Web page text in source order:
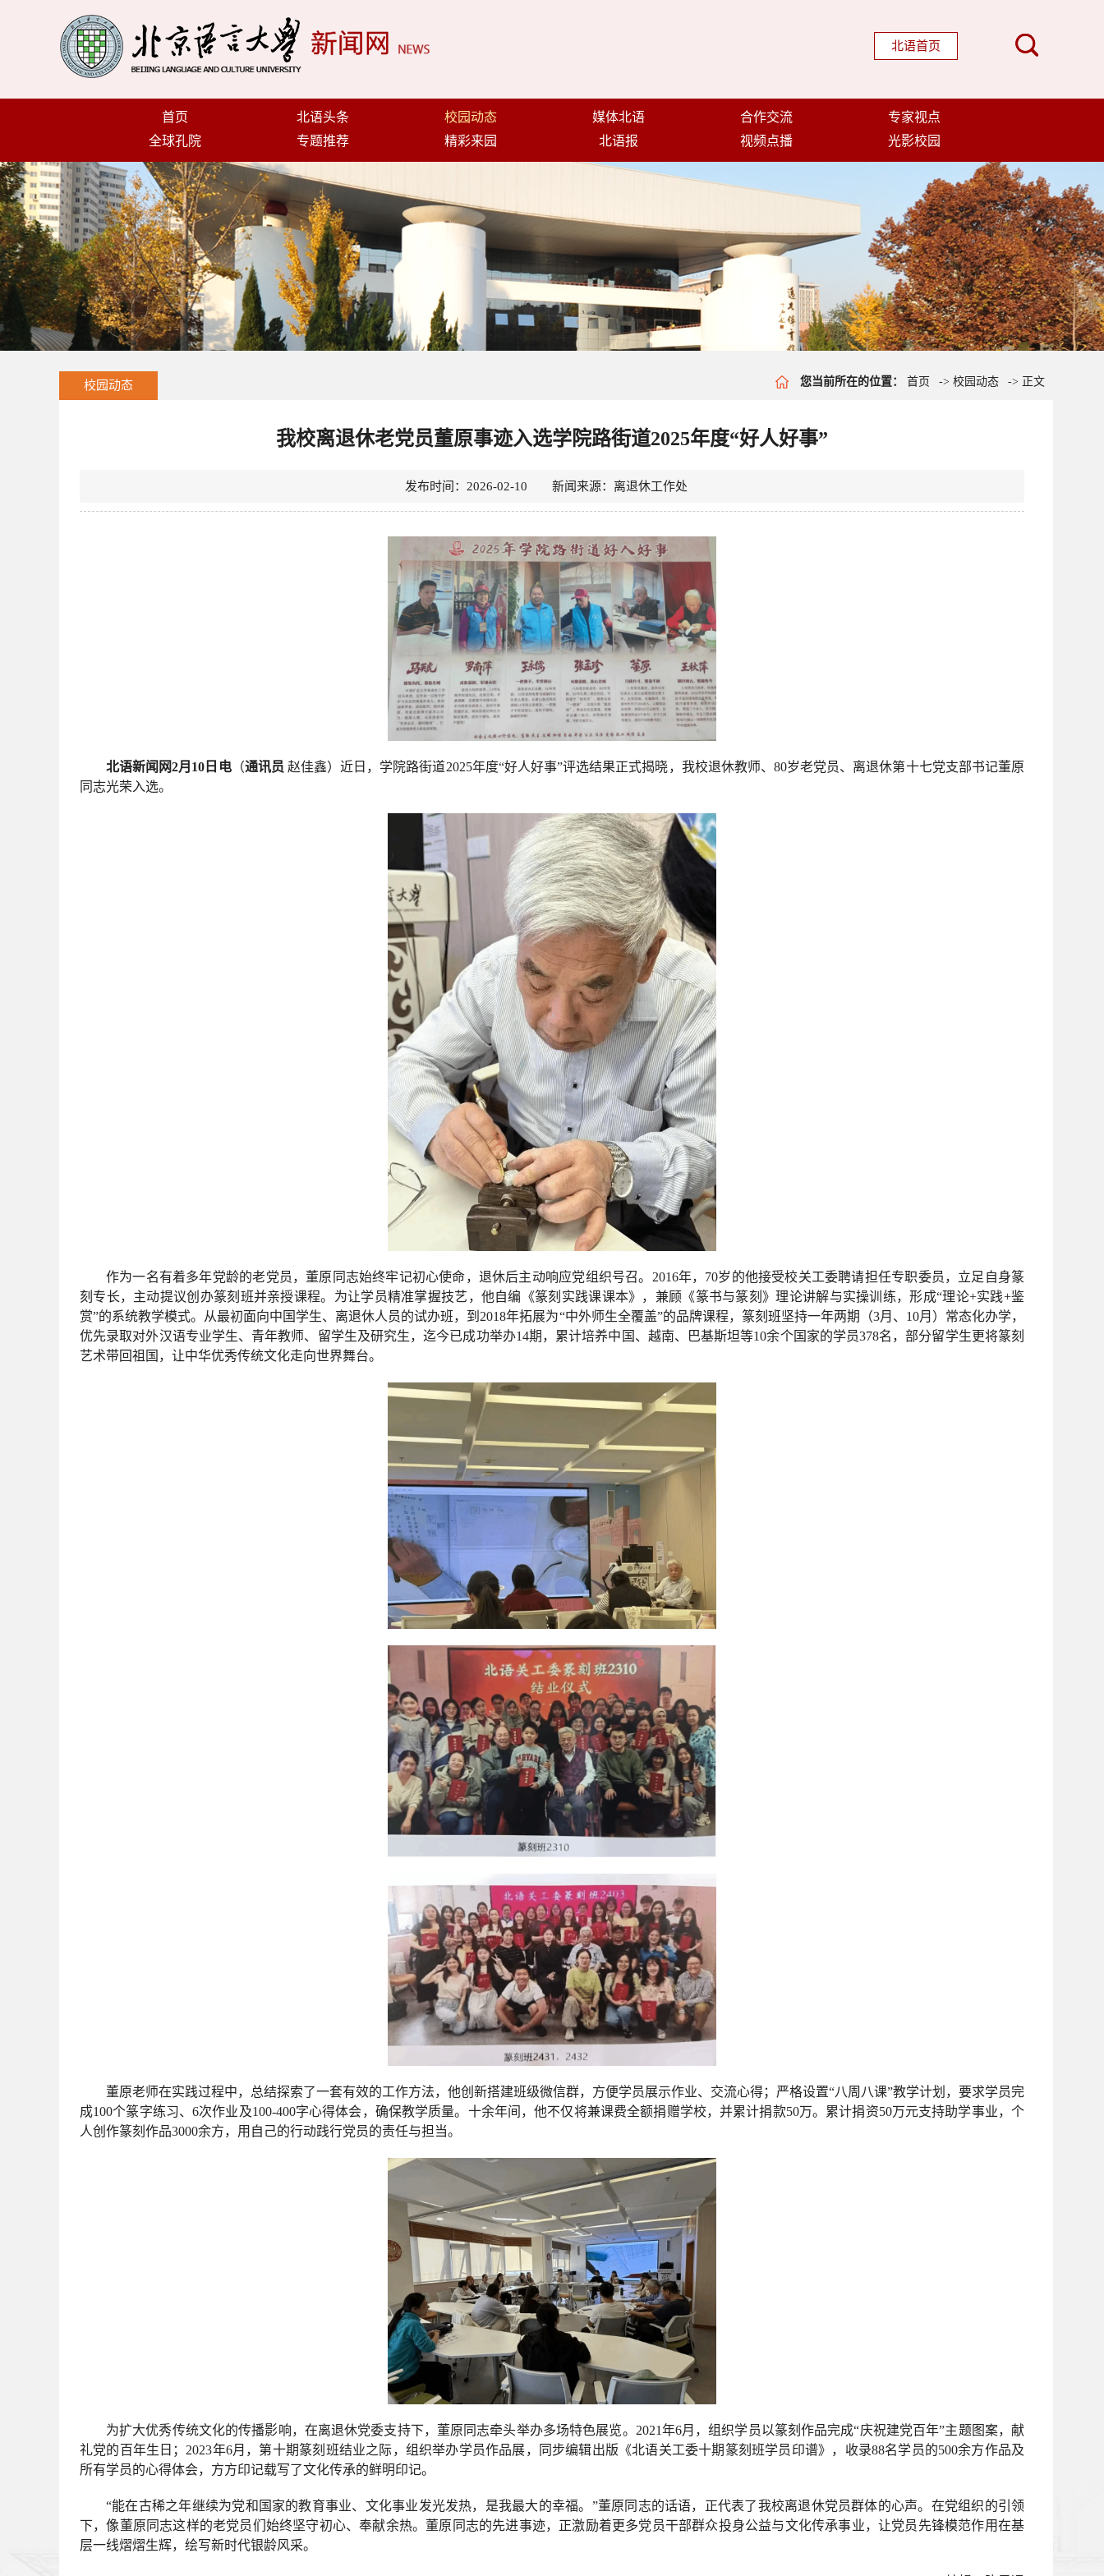
北语首页
首页 北语头条 校园动态 媒体北语 合作交流
专家视点
全球孔院
专题推荐 精彩来园 北语报 视频点播 光影校园
校园动态 您当前所在的位置： 首页 -> 校园动态 -> 正文
我校离退休老党员董原事迹入选学院路街道2025年度“好人好事”
发布时间：2026-02-10 新闻来源：离退休工作处
北语新闻网2月10日电（通讯员 赵佳鑫）近日，学院路街道2025年度“好人好事”评选结果正式揭晓，我校退休教师、80岁老党员、离退休第十七党支部书记董原
同志光荣入选。
作为一名有着多年党龄的老党员，董原同志始终牢记初心使命，退休后主动响应党组织号召。2016年，70岁的他接受校关工委聘请担任专职委员，立足自身篆
刻专长，主动提议创办篆刻班并亲授课程。为让学员精准掌握技艺，他自编《篆刻实践课课本》，兼顾《篆书与篆刻》理论讲解与实操训练，形成“理论+实践+鉴
赏”的系统教学模式。从最初面向中国学生、离退休人员的试办班，到2018年拓展为“中外师生全覆盖”的品牌课程，篆刻班坚持一年两期（3月、10月）常态化办学，
优先录取对外汉语专业学生、青年教师、留学生及研究生，迄今已成功举办14期，累计培养中国、越南、巴基斯坦等10余个国家的学员378名，部分留学生更将篆刻
艺术带回祖国，让中华优秀传统文化走向世界舞台。
董原老师在实践过程中，总结探索了一套有效的工作方法，他创新搭建班级微信群，方便学员展示作业、交流心得；严格设置“八周八课”教学计划，要求学员完
成100个篆字练习、6次作业及100-400字心得体会，确保教学质量。十余年间，他不仅将兼课费全额捐赠学校，并累计捐款50万。累计捐资50万元支持助学事业，个
人创作篆刻作品3000余方，用自己的行动践行党员的责任与担当。
为扩大优秀传统文化的传播影响，在离退休党委支持下，董原同志牵头举办多场特色展览。2021年6月，组织学员以篆刻作品完成“庆祝建党百年”主题图案，献
礼党的百年生日；2023年6月，第十期篆刻班结业之际，组织举办学员作品展，同步编辑出版《北语关工委十期篆刻班学员印谱》，收录88名学员的500余方作品及
所有学员的心得体会，方方印记载写了文化传承的鲜明印记。
“能在古稀之年继续为党和国家的教育事业、文化事业发光发热，是我最大的幸福。”董原同志的话语，正代表了我校离退休党员群体的心声。在党组织的引领
下，像董原同志这样的老党员们始终坚守初心、奉献余热。董原同志的先进事迹，正激励着更多党员干部群众投身公益与文化传承事业，让党员先锋模范作用在基
层一线熠熠生辉，绘写新时代银龄风采。